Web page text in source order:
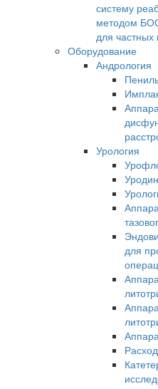
систему
методом
для частных
Оборудование
Андрология
Урология
для